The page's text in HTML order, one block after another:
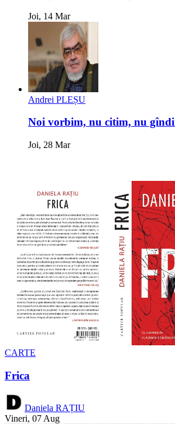
Joi, 14 Mar
Andrei PLEȘU
Noi vorbim, nu citim, nu
Joi, 28 Mar
CARTE
Frica
Daniela RAȚIU
Vineri, 07 Aug